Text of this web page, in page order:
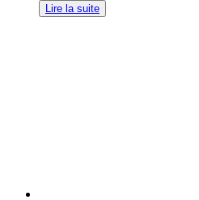
Lire la suite